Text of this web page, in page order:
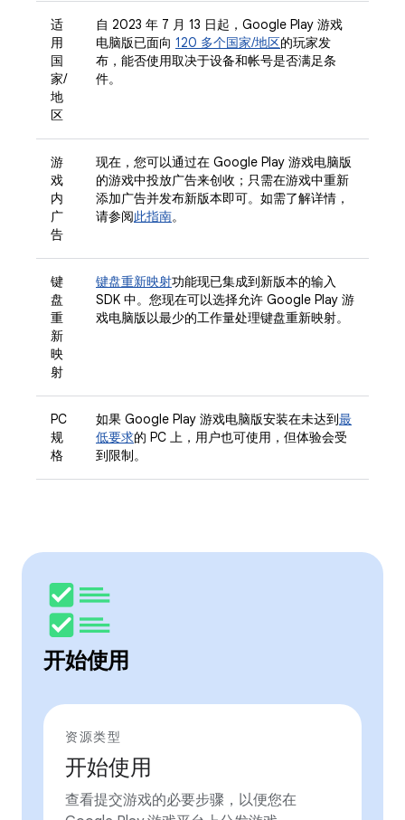
适
用
国
家/
地
区
自 2023 年 7 月 13 日起，Google Play 游戏
电脑版已面向 120 多个国家/地区的玩家发
布，能否使用取决于设备和帐号是否满足条
件。
游
戏
内
广
告
现在，您可以通过在 Google Play 游戏电脑版
的游戏中投放广告来创收；只需在游戏中重新
添加广告并发布新版本即可。如需了解详情，
请参阅此指南。
键
盘
重
新
映
射
键盘重新映射功能现已集成到新版本的输入
SDK 中。您现在可以选择允许 Google Play 游
戏电脑版以最少的工作量处理键盘重新映射。
PC
规
格
如果 Google Play 游戏电脑版安装在未达到最
低要求的 PC 上，用户也可使用，但体验会受
到限制。
开始使用
资源类型
开始使用
查看提交游戏的必要步骤，以便您在